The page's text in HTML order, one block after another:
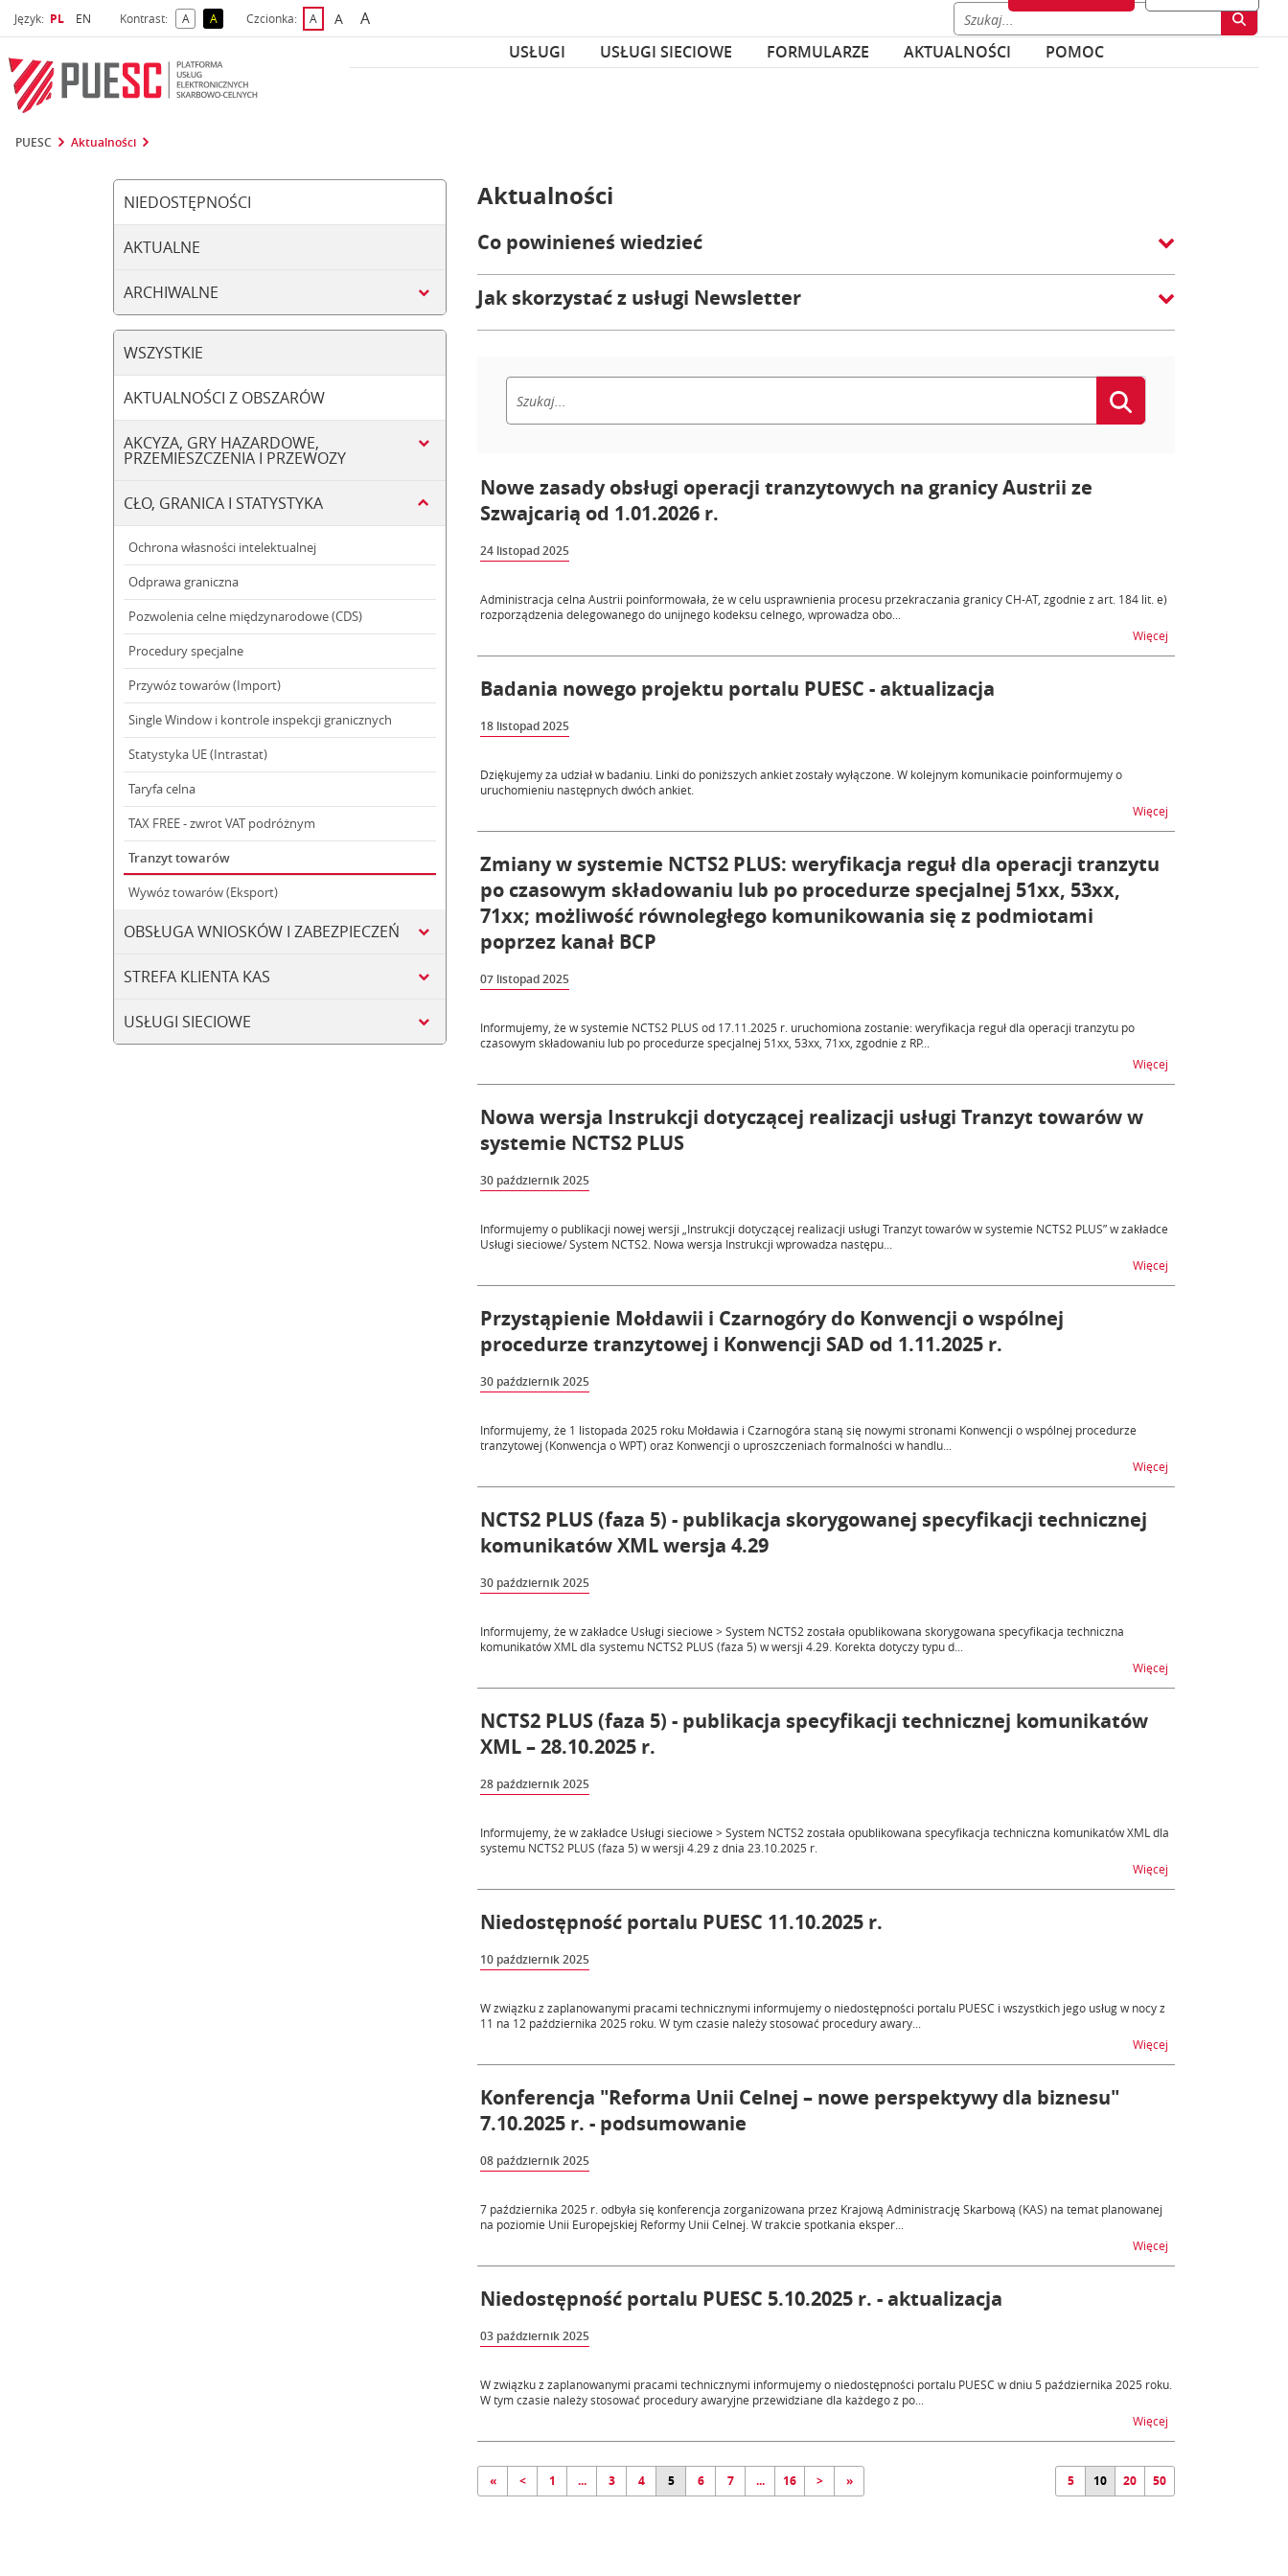
Język: Wybrany język
PL Wybierz język
EN Kontrast: Akontrast domyślny
Akontrast żółty tekst na czarnym tle
Czcionka: Adomyślna czcionka
Awiększa czcionka
Anajwiększa czcionka
USŁUGI
USŁUGI SIECIOWE FORMULARZE AKTUALNOŚCI POMOC
PUESC Aktualności
NIEDOSTĘPNOŚCI
AKTUALNE
ARCHIWALNE
WSZYSTKIE
AKTUALNOŚCI Z OBSZARÓW
AKCYZA, GRY HAZARDOWE,
PRZEMIESZCZENIA I PRZEWOZY
CŁO, GRANICA I STATYSTYKA
Ochrona własności intelektualnej
Odprawa graniczna
Pozwolenia celne międzynarodowe (CDS)
Procedury specjalne
Przywóz towarów (Import)
Single Window i kontrole inspekcji granicznych
Statystyka UE (Intrastat)
Taryfa celna
TAX FREE - zwrot VAT podróżnym
Tranzyt towarów
Wywóz towarów (Eksport)
OBSŁUGA WNIOSKÓW I ZABEZPIECZEŃ
STREFA KLIENTA KAS
USŁUGI SIECIOWE
Aktualności
Co powinieneś wiedzieć
Jak skorzystać z usługi Newsletter
Nowe zasady obsługi operacji tranzytowych na granicy Austrii ze
Szwajcarią od 1.01.2026 r.
24 listopad 2025
Administracja celna Austrii poinformowała, że w celu usprawnienia procesu przekraczania granicy CH-AT, zgodnie z art. 184 lit. e)
rozporządzenia delegowanego do unijnego kodeksu celnego, wprowadza obo...
Więcej
Badania nowego projektu portalu PUESC - aktualizacja
18 listopad 2025
Dziękujemy za udział w badaniu. Linki do poniższych ankiet zostały wyłączone. W kolejnym komunikacie poinformujemy o
uruchomieniu następnych dwóch ankiet.
Więcej
Zmiany w systemie NCTS2 PLUS: weryfikacja reguł dla operacji tranzytu
po czasowym składowaniu lub po procedurze specjalnej 51xx, 53xx,
71xx; możliwość równoległego komunikowania się z podmiotami
poprzez kanał BCP
07 listopad 2025
Informujemy, że w systemie NCTS2 PLUS od 17.11.2025 r. uruchomiona zostanie: weryfikacja reguł dla operacji tranzytu po
czasowym składowaniu lub po procedurze specjalnej 51xx, 53xx, 71xx, zgodnie z RP...
Więcej
Nowa wersja Instrukcji dotyczącej realizacji usługi Tranzyt towarów w
systemie NCTS2 PLUS
30 październik 2025
Informujemy o publikacji nowej wersji „Instrukcji dotyczącej realizacji usługi Tranzyt towarów w systemie NCTS2 PLUS” w zakładce
Usługi sieciowe/ System NCTS2. Nowa wersja Instrukcji wprowadza następu...
Więcej
Przystąpienie Mołdawii i Czarnogóry do Konwencji o wspólnej
procedurze tranzytowej i Konwencji SAD od 1.11.2025 r.
30 październik 2025
Informujemy, że 1 listopada 2025 roku Mołdawia i Czarnogóra staną się nowymi stronami Konwencji o wspólnej procedurze
tranzytowej (Konwencja o WPT) oraz Konwencji o uproszczeniach formalności w handlu...
Więcej
NCTS2 PLUS (faza 5) - publikacja skorygowanej specyfikacji technicznej
komunikatów XML wersja 4.29
30 październik 2025
Informujemy, że w zakładce Usługi sieciowe > System NCTS2 została opublikowana skorygowana specyfikacja techniczna
komunikatów XML dla systemu NCTS2 PLUS (faza 5) w wersji 4.29. Korekta dotyczy typu d...
Więcej
NCTS2 PLUS (faza 5) - publikacja specyfikacji technicznej komunikatów
XML – 28.10.2025 r.
28 październik 2025
Informujemy, że w zakładce Usługi sieciowe > System NCTS2 została opublikowana specyfikacja techniczna komunikatów XML dla
systemu NCTS2 PLUS (faza 5) w wersji 4.29 z dnia 23.10.2025 r.
Więcej
Niedostępność portalu PUESC 11.10.2025 r.
10 październik 2025
W związku z zaplanowanymi pracami technicznymi informujemy o niedostępności portalu PUESC i wszystkich jego usług w nocy z
11 na 12 października 2025 roku. W tym czasie należy stosować procedury awary...
Więcej
Konferencja "Reforma Unii Celnej – nowe perspektywy dla biznesu"
7.10.2025 r. - podsumowanie
08 październik 2025
7 października 2025 r. odbyła się konferencja zorganizowana przez Krajową Administrację Skarbową (KAS) na temat planowanej
na poziomie Unii Europejskiej Reformy Unii Celnej. W trakcie spotkania eksper...
Więcej
Niedostępność portalu PUESC 5.10.2025 r. - aktualizacja
03 październik 2025
W związku z zaplanowanymi pracami technicznymi informujemy o niedostępności portalu PUESC w dniu 5 października 2025 roku.
W tym czasie należy stosować procedury awaryjne przewidziane dla każdego z po...
Więcej
« < 1 ... 3 4 5 6 7 ... 16 > » 5 10 20 50